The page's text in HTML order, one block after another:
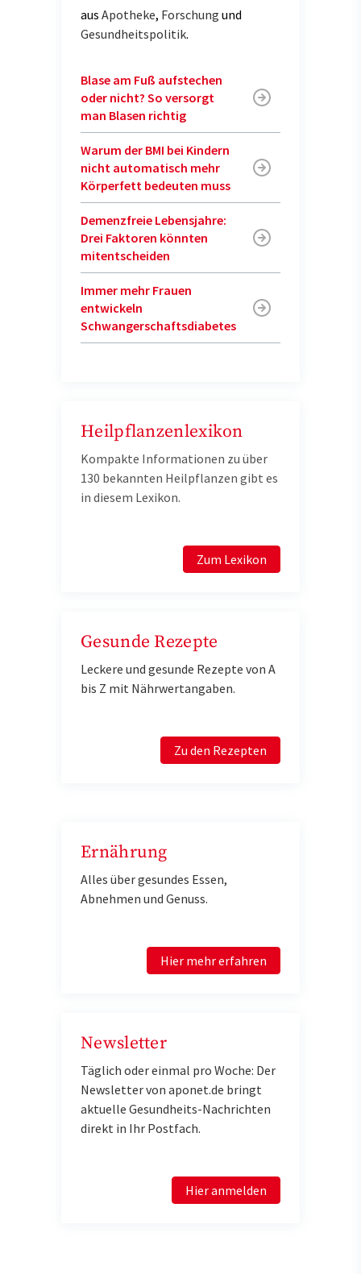
aus Apotheke, Forschung und
Gesundheitspolitik.
Blase am Fuß aufstechen
oder nicht? So versorgt
man Blasen richtig
Warum der BMI bei Kindern
nicht automatisch mehr
Körperfett bedeuten muss
Demenzfreie Lebensjahre:
Drei Faktoren könnten
mitentscheiden
Immer mehr Frauen
entwickeln
Schwangerschaftsdiabetes
Heilpflanzenlexikon
Kompakte Informationen zu über
130 bekannten Heilpflanzen gibt es
in diesem Lexikon.
Zum Lexikon
Gesunde Rezepte
Leckere und gesunde Rezepte von A
bis Z mit Nährwertangaben.
Zu den Rezepten
Ernährung
Alles über gesundes Essen,
Abnehmen und Genuss.
Hier mehr erfahren
Newsletter
Täglich oder einmal pro Woche: Der
Newsletter von aponet.de bringt
aktuelle Gesundheits-Nachrichten
direkt in Ihr Postfach.
Hier anmelden